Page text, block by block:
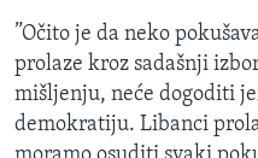
”Očito je da neko
prolaze kroz sadašnji
mišljenju, neće dogoditi
demokratiju. Libanci